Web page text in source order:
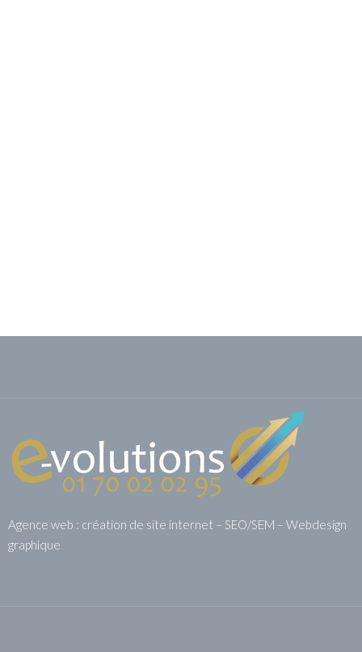
Agence web : création de site internet – SEO/SEM – Webdesign
graphique